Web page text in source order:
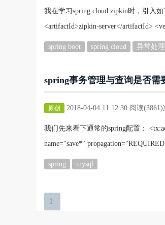
我在学习spring cloud zipkin时，引入
<artifactId>zipkin-server</artifactId>
spring boot spring cloud 异常处理
spring事务管理与查询是否需
原创 2018-04-04 11:12:30 阅读(3861)
我们先来看下通常的spring配置：
name="save*"
spring mysql
1